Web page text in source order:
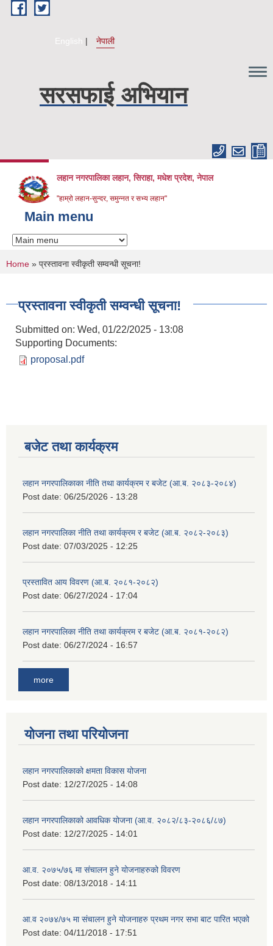
Skip to main content
English नेपाली
सरसफाई अभियान
लहान नगरपालिका लहान, सिराहा, मधेश प्रदेश, नेपाल
"हाम्रो लहान-सुन्दर, समुन्नत र सभ्य लहान"
Main menu
You are here
Home » प्रस्तावना स्वीकृती सम्वन्धी सूचना!
प्रस्तावना स्वीकृती सम्वन्धी सूचना!
Submitted on: Wed, 01/22/2025 - 13:08
Supporting Documents:
proposal.pdf
बजेट तथा कार्यक्रम
लहान नगरपालिकाका नीति तथा कार्यक्रम र बजेट (आ.ब. २०८३-२०८४)
Post date: 06/25/2026 - 13:28
लहान नगरपालिका नीति तथा कार्यक्रम र बजेट (आ.ब. २०८२-२०८३)
Post date: 07/03/2025 - 12:25
प्रस्तावित आय विवरण (आ.ब. २०८१-२०८२)
Post date: 06/27/2024 - 17:04
लहान नगरपालिका नीति तथा कार्यक्रम र बजेट (आ.ब. २०८१-२०८२)
Post date: 06/27/2024 - 16:57
more
योजना तथा परियोजना
लहान नगरपालिकाको क्षमता विकास योजना
Post date: 12/27/2025 - 14:08
लहान नगरपालिकाको आवधिक योजना (आ.व. २०८२/८३-२०८६/८७)
Post date: 12/27/2025 - 14:01
आ.व. २०७५/७६ मा संचालन हुने योजनाहरुको विवरण
Post date: 08/13/2018 - 14:11
आ.व २०७४/७५ मा संचालन हुने योजनाहरु प्रथम नगर सभा बाट पारित भएको
Post date: 04/11/2018 - 17:51